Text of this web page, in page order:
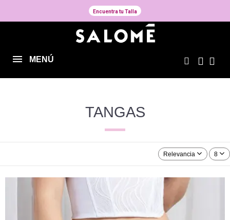
Encuentra tu Talla
MENÚ
TANGAS
Relevancia 8